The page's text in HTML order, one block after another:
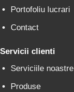
Portofoliu lucrari
Contact
Servicii clienti
Serviciile noastre
Produse